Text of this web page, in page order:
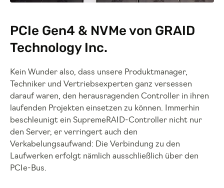
PCIe Gen4 & NVMe von GRAID
Technology Inc.
Kein Wunder also, dass unsere Produktmanager,
Techniker und Vertriebsexperten ganz versessen
darauf waren, den herausragenden Controller in ihren
laufenden Projekten einsetzen zu können. Immerhin
beschleunigt ein SupremeRAID-Controller nicht nur
den Server, er verringert auch den
Verkabelungsaufwand: Die Verbindung zu den
Laufwerken erfolgt nämlich ausschließlich über den
PCIe-Bus.